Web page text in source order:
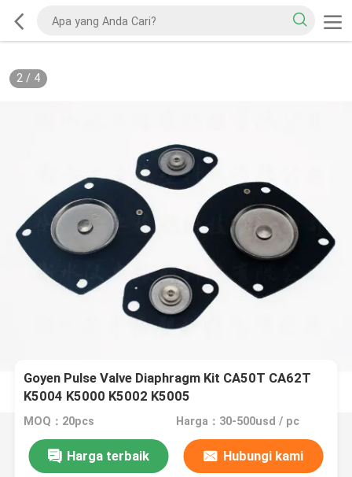
2/ 4
Goyen Pulse Valve Diaphragm Kit CA50T CA62T
K5004 K5000 K5002 K5005
MOQ：20pcs Harga：30-500usd / pc
Harga terbaik Hubungi kami